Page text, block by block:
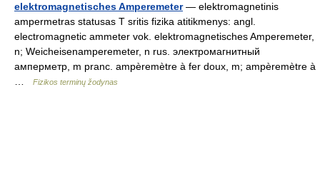
elektromagnetisches Amperemeter— elektromagnetinis
ampermetras statusas T sritis fizika atitikmenys: angl.
electromagnetic ammeter vok. elektromagnetisches Amperemeter,
n; Weicheisenamperemeter, n rus. электромагнитный
амперметр, m pranc. ampèremètre à fer doux, m; ampèremètre à
Fizikos terminų žodynas